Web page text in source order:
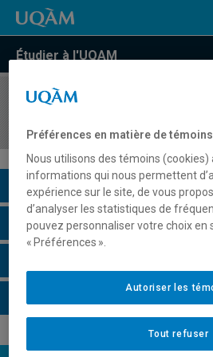
Étudier à l'UQAM
COURS//
Description du cours
Horaire - Été 2026
Préférences en matière de témoins
Nous utilisons des témoins
informations qui nous permettent
expérience sur le site, de vous
d’analyser les statistiques de
pouvez personnaliser votre choix en
« Préférences ».
Tout refuser
Autoriser les